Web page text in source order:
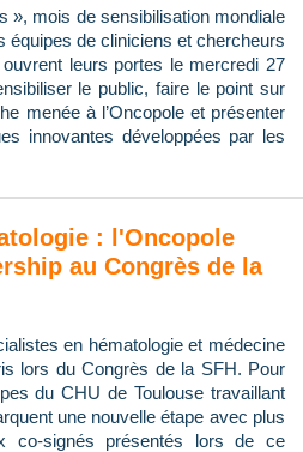
», mois de sensibilisation mondiale
équipes de cliniciens et chercheurs
leurs portes le mercredi 27
le public, faire le point sur
menée à l’Oncopole et présenter
innovantes développées par les
: l'Oncopole
au Congrès de la
en hématologie et médecine
lors du Congrès de la SFH. Pour
du CHU de Toulouse travaillant
une nouvelle étape avec plus
co-signés présentés lors de ce